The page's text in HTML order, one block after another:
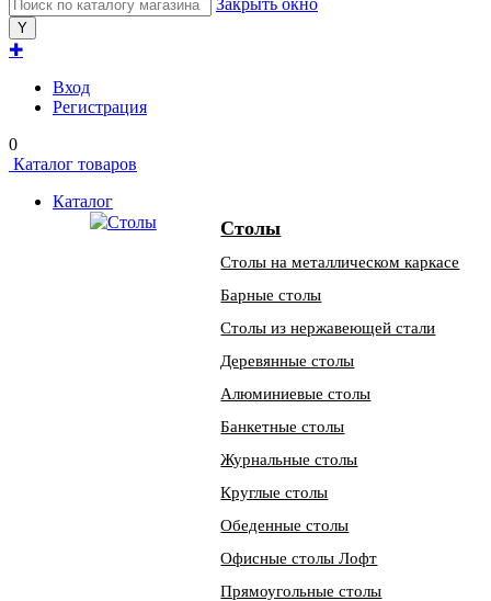
Закрыть окно
✚
Вход
Регистрация
0
Каталог товаров
Каталог
Столы
Столы на металлическом каркасе
Барные столы
Столы из нержавеющей стали
Деревянные столы
Алюминиевые столы
Банкетные столы
Журнальные столы
Круглые столы
Обеденные столы
Офисные столы Лофт
Прямоугольные столы